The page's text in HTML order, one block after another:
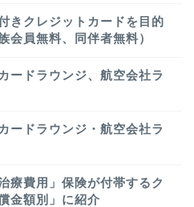
きクレジットカードを目的
会員無料、同伴者無料）
ードラウンジ、航空会社ラ
ードラウンジ・航空会社ラ
療費用」保険が付帯するク
金額別」に紹介